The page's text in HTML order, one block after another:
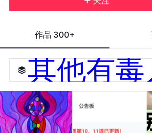
作品 300+
其他有